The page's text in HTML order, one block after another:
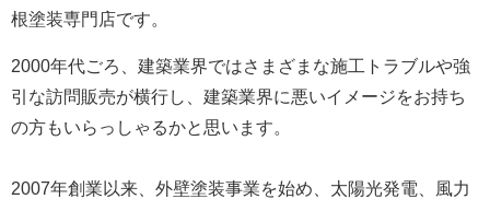
根塗装専門店です。
2000年代ごろ、建築業界ではさまざまな施工トラブルや強
引な訪問販売が横行し、建築業界に悪いイメージをお持ち
の方もいらっしゃるかと思います。
2007年創業以来、外壁塗装事業を始め、太陽光発電、風力